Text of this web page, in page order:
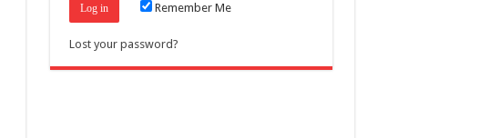
Remember Me
Lost your password?